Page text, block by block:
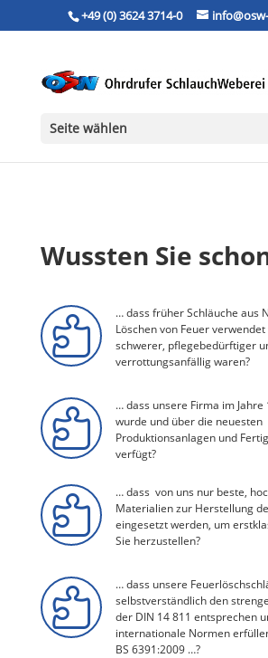
+49 (0) 3624 3714-0
Seite wählen
Wussten Sie

… dass früher Schläuche aus
Löschen von Feuer
schwerer, pflegebedürftiger
verrottungsanfällig waren?

… dass unsere Firma im
wurde und über die neuesten
Produktionsanlagen und
verfügt?

… dass von uns nur beste,
Materialien zur Herstellung
eingesetzt werden, um
Sie herzustellen?

… dass unsere
selbstverständlich den
der DIN 14 811 entsprechen
internationale Normen
BS 6391:2009 …?